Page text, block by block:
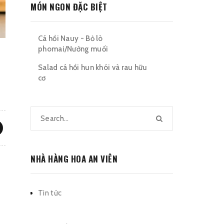
MÓN NGON ĐẶC BIỆT
Cá hồi Nauy - Bỏ lò
phomai/Nướng muối
Salad cá hồi hun khói và rau hữu
cơ
NHÀ HÀNG HOA AN VIÊN
Tin tức